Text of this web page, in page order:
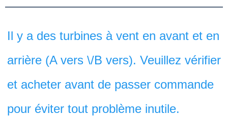
Il y a des turbines à vent en avant et en
arrière (A vers \/B vers). Veuillez vérifier
et acheter avant de passer commande
pour éviter tout problème inutile.